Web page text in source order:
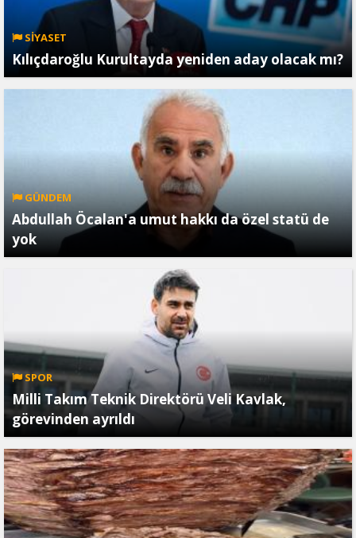
SİYASET
Kılıçdaroğlu Kurultayda yeniden aday olacak mı?
GÜNDEM
Abdullah Öcalan'a umut hakkı da özel statü de
yok
SPOR
Milli Takım Teknik Direktörü Veli Kavlak,
görevinden ayrıldı